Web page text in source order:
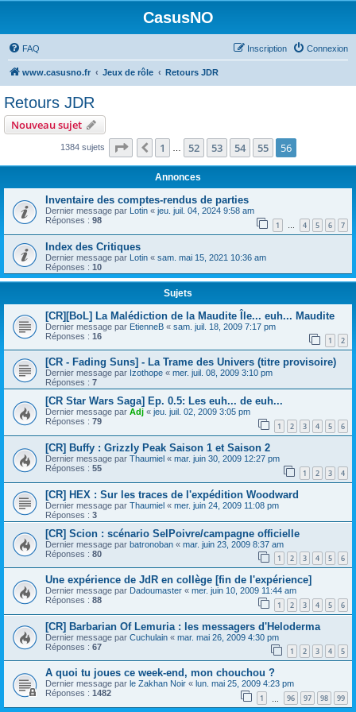
CasusNO
FAQ Connexion
Inscription
www.casusno.fr Jeux de rôle Retours JDR
Retours JDR
Nouveau sujet
1384 sujets Page 56 sur 56
Précédent
1 52 53 54 55 56
Annonces
Inventaire des comptes-rendus de parties
Dernier message par Lotin « jeu. juil. 04, 2024 9:58 am
Réponses : 98 1 … 4 5 6 7
Index des Critiques
Dernier message par Lotin « sam. mai 15, 2021 10:36 am
Réponses : 10
Sujets
[CR][BoL] La Malédiction de la Maudite Île... euh... Maudite
Dernier message par EtienneB « sam. juil. 18, 2009 7:17 pm
Réponses : 16 1 2
[CR - Fading Suns] - La Trame des Univers (titre provisoire)
Dernier message par Izothope « mer. juil. 08, 2009 3:10 pm
Réponses : 7
[CR Star Wars Saga] Ep. 0.5: Les euh... de euh...
Dernier message par Adj « jeu. juil. 02, 2009 3:05 pm
Réponses : 79 1 2 3 4 5 6
[CR] Buffy : Grizzly Peak Saison 1 et Saison 2
Dernier message par Thaumiel « mar. juin 30, 2009 12:27 pm
Réponses : 55 1 2 3 4
[CR] HEX : Sur les traces de l'expédition Woodward
Dernier message par Thaumiel « mer. juin 24, 2009 11:08 pm
Réponses : 3
[CR] Scion : scénario SelPoivre/campagne officielle
Dernier message par batronoban « mar. juin 23, 2009 8:37 am
Réponses : 80 1 2 3 4 5 6
Une expérience de JdR en collège [fin de l'expérience]
Dernier message par Dadoumaster « mer. juin 10, 2009 11:44 am
Réponses : 88 1 2 3 4 5 6
[CR] Barbarian Of Lemuria : les messagers d'Heloderma
Dernier message par Cuchulain « mar. mai 26, 2009 4:30 pm
Réponses : 67 1 2 3 4 5
A quoi tu joues ce week-end, mon chouchou ?
Dernier message par le Zakhan Noir « lun. mai 25, 2009 4:23 pm
Réponses : 1482 1 96 97 98 99